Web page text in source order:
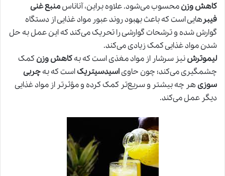
کاهش وزنمحسوب می‌شود. علاوه براین، آناناسمنبع غنی
فیبرهایی است که باعث بهبود روند عبور مواد غذایی از دستگاه
گوارش شده و ترشحات گوارشی را تحریک می‌کند که این عمل به حل
شدن مواد غذایی کمک زیادی می‌کند.
لیموترشنیز سرشار از مواد مغذی است که بهکاهش وزن کمک
چشمگیری می‌کند؛ چون حاویاسیدسیتریکاست که بهچربی
سوزی هر چه بیشتر و سریع‌تر کمک کرده و مؤثرتر از مواد غذایی
دیگر عمل می‌کند.